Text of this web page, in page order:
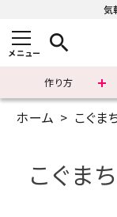
気
メニュー search
作り方
まずはこちら
ホーム こぐま
こぐま